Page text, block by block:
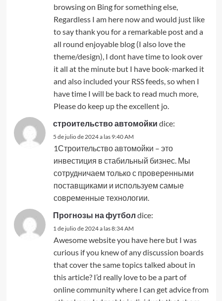
browsing on Bing for something else,
Regardless I am here now and would just like
to say thank you for a remarkable post and a
all round enjoyable blog (I also love the
theme/design), I dont have time to look over
it all at the minute but I have book-marked it
and also included your RSS feeds, so when I
have time I will be back to read much more,
Please do keep up the excellent jo.
строительство автомойки dice:
5 de julio de 2024 a las 9:40 AM
1Строительство автомойки – это
инвестиция в стабильный бизнес. Мы
сотрудничаем только с проверенными
поставщиками и используем самые
современные технологии.
Прогнозы на футбол dice:
1 de julio de 2024 a las 8:34 AM
Awesome website you have here but I was
curious if you knew of any discussion boards
that cover the same topics talked about in
this article? I’d really love to be a part of
online community where I can get advice from